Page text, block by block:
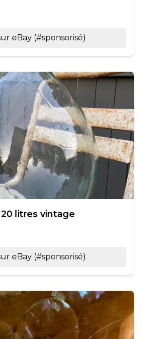
eBay (#sponsorisé)
litres vintage
eBay (#sponsorisé)